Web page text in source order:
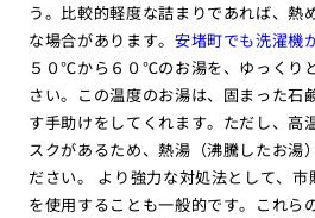
う。比較的軽度な詰まりであれば、熱
な場合があります。 安堵町でも洗濯機
５０℃から６０℃のお湯を、ゆっくり
さい。この温度のお湯は、固まった石
す手助けをしてくれます。ただし、高
スクがあるため、熱湯（沸騰したお湯
ださい。 より強力な対処法として、
を使用することも一般的です。これら